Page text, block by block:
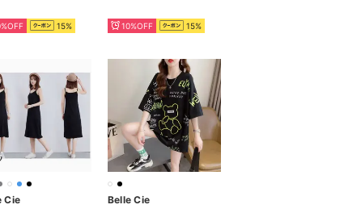
15% 10%OFF 15%
Cie Belle Cie